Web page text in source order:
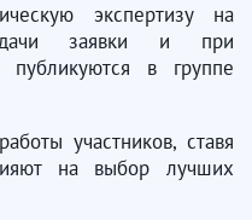
экспертизу на
заявки и при
публикуются в группе
участников, ставя
на выбор лучших